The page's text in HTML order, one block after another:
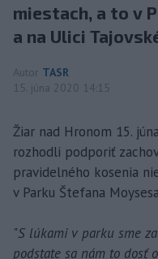
miestach, a to v
a na Ulici
Autor TASR
15. júna 2020 14:15
Žiar nad Hronom 15.
rozhodli podporiť
pravidelného kosenia
v Parku Štefana
"S lúkami v parku sme
podstate sa nám to dosť